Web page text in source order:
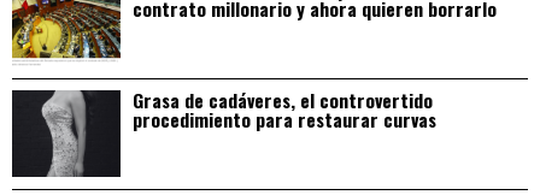
contrato millonario y ahora quieren borrarlo
Grasa de cadáveres, el controvertido
procedimiento para restaurar curvas